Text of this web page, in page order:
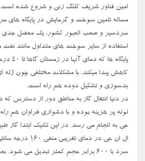
امین فناور شریف کلنگ زنی و شروع شده است.
مساله تامین سوخت و گرمایش در پایگاه های
سردسیر و صعب العبور کشور، یک معضل
استفاده از سایر سوخت های متداول مانند نفت
پایگاه
کاهش پبدا میکند، با مشکلات مختلفی چون
بدسوزی و تشکیل دوده هم راه است.
در دنیا انتقال گاز به مناطق دور از دسترس
لوله پر هزینه بوده و با دشواری فراوان هم
جی به انجام می رسد. در این تکنیک ابتدا گاز
ال ان جی در دمای
سرد با ۶۰۰ برابر حجم کمتر تبدیل می